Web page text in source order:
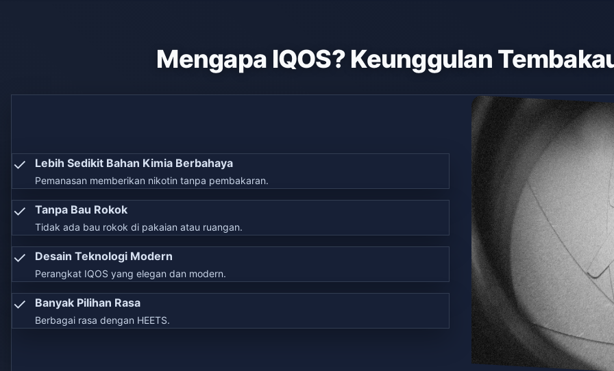
Mengapa IQOS? Keunggulan
✓ Lebih Sedikit Bahan Kimia Berbahaya
Pemanasan memberikan nikotin tanpa pembakaran.
✓ Tanpa Bau Rokok
Tidak ada bau rokok di pakaian atau ruangan.
✓ Desain Teknologi Modern
Perangkat IQOS yang elegan dan modern.
✓ Banyak Pilihan Rasa
Berbagai rasa dengan HEETS.